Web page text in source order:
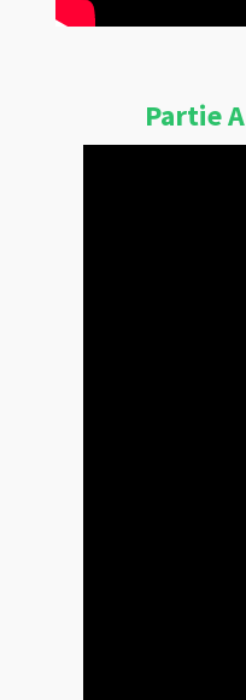
Partie A